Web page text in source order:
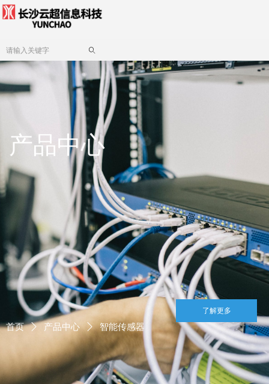
产品中心
了解更多
首页 ꄲ 产品中心 ꄲ 智能传感器
ꄠ